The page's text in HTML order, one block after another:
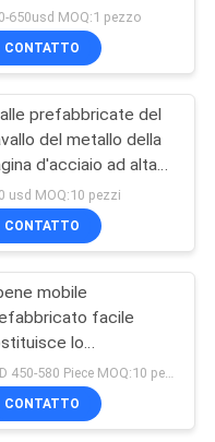
anteriori stabile
stalla del cavallo
650usd MOQ:1 pezzo
CONTATTO
prefabbricate del
del metallo della
d'acciaio ad alta
della
con il tetto
usd MOQ:10 pezzi
CONTATTO
mobile
facile
lo
del cavallo
europeo la stalla
i pannelli
CONTATTO